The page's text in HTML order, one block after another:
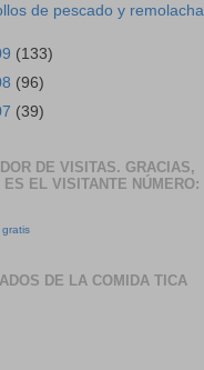
de pescado y remolacha
(133)
(96)
(39)
DE VISITAS. GRACIAS,
ES EL VISITANTE NÚMERO:
DE LA COMIDA TICA